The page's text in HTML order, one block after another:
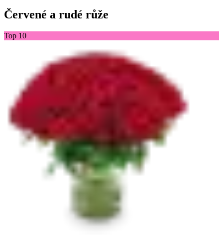
Červené a rudé růže
Top 10